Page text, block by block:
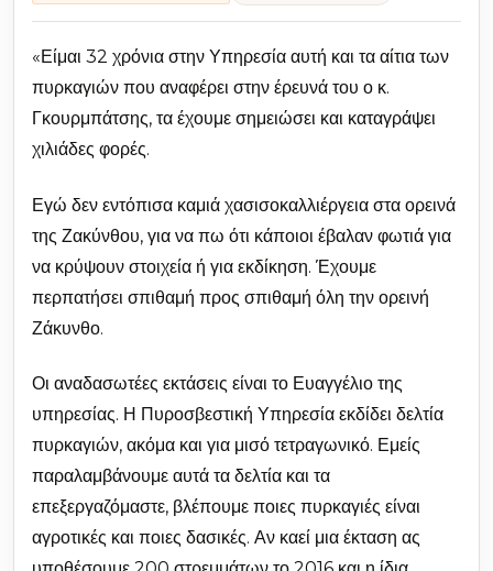
«Είμαι 32 χρόνια στην Υπηρεσία αυτή και τα αίτια των
πυρκαγιών που αναφέρει στην έρευνά του ο κ.
Γκουρμπάτσης, τα έχουμε σημειώσει και καταγράψει
χιλιάδες φορές.
Εγώ δεν εντόπισα καμιά χασισοκαλλιέργεια στα ορεινά
της Ζακύνθου, για να πω ότι κάποιοι έβαλαν φωτιά για
να κρύψουν στοιχεία ή για εκδίκηση. Έχουμε
περπατήσει σπιθαμή προς σπιθαμή όλη την ορεινή
Ζάκυνθο.
Οι αναδασωτέες εκτάσεις είναι το Ευαγγέλιο της
υπηρεσίας. Η Πυροσβεστική Υπηρεσία εκδίδει δελτία
πυρκαγιών, ακόμα και για μισό τετραγωνικό. Εμείς
παραλαμβάνουμε αυτά τα δελτία και τα
επεξεργαζόμαστε, βλέπουμε ποιες πυρκαγιές είναι
αγροτικές και ποιες δασικές. Αν καεί μια έκταση ας